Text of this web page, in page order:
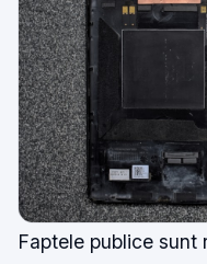
Faptele publice sunt